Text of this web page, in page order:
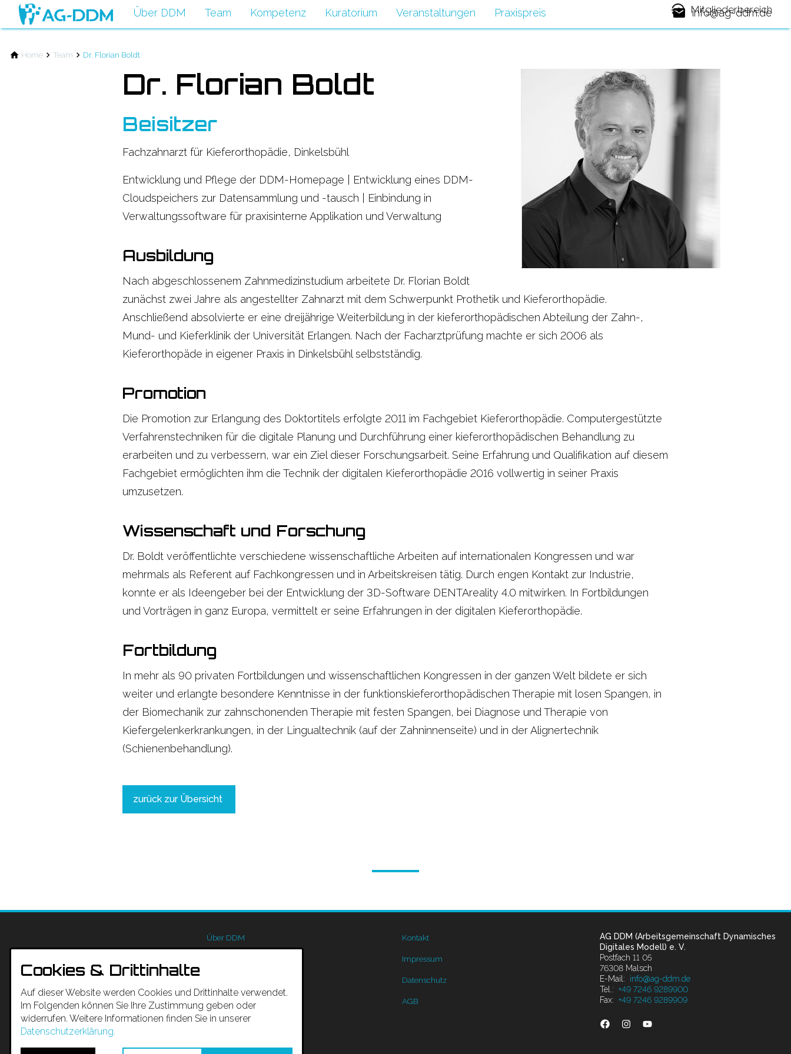
Über DDM Team Kompetenz Kuratorium Veranstaltungen Praxispreis Mitgliederbereich
Home Team Dr. Florian Boldt
Dr. Florian Boldt
Beisitzer
Fachzahnarzt für Kieferorthopädie, Dinkelsbühl
Entwicklung und Pflege der DDM-Homepage | Entwicklung eines DDM-
Cloudspeichers zur Datensammlung und -tausch | Einbindung in
Verwaltungssoftware für praxisinterne Applikation und Verwaltung
Ausbildung
Nach abgeschlossenem Zahnmedizinstudium arbeitete Dr. Florian Boldt
zunächst zwei Jahre als angestellter Zahnarzt mit dem Schwerpunkt Prothetik und Kieferorthopädie.
Anschließend absolvierte er eine dreijährige Weiterbildung in der kieferorthopädischen Abteilung der Zahn-,
Mund- und Kieferklinik der Universität Erlangen. Nach der Facharztprüfung machte er sich 2006 als
Kieferorthopäde in eigener Praxis in Dinkelsbühl selbstständig.
Promotion
Die Promotion zur Erlangung des Doktortitels erfolgte 2011 im Fachgebiet Kieferorthopädie. Computergestützte
Verfahrenstechniken für die digitale Planung und Durchführung einer kieferorthopädischen Behandlung zu
erarbeiten und zu verbessern, war ein Ziel dieser Forschungsarbeit. Seine Erfahrung und Qualifikation auf diesem
Fachgebiet ermöglichten ihm die Technik der digitalen Kieferorthopädie 2016 vollwertig in seiner Praxis
umzusetzen.
Wissenschaft und Forschung
Dr. Boldt veröffentlichte verschiedene wissenschaftliche Arbeiten auf internationalen Kongressen und war
mehrmals als Referent auf Fachkongressen und in Arbeitskreisen tätig. Durch engen Kontakt zur Industrie,
konnte er als Ideengeber bei der Entwicklung der 3D-Software DENTAreality 4.0 mitwirken. In Fortbildungen
und Vorträgen in ganz Europa, vermittelt er seine Erfahrungen in der digitalen Kieferorthopädie.
Fortbildung
In mehr als 90 privaten Fortbildungen und wissenschaftlichen Kongressen in der ganzen Welt bildete er sich
weiter und erlangte besondere Kenntnisse in der funktionskieferorthopädischen Therapie mit losen Spangen, in
der Biomechanik zur zahnschonenden Therapie mit festen Spangen, bei Diagnose und Therapie von
Kiefergelenkerkrankungen, in der Lingualtechnik (auf der Zahninnenseite) und in der Alignertechnik
(Schienenbehandlung).
zurück zur Übersicht
Über DDM
Kuratorium
Veranstaltungen
Kontakt
Impressum
Datenschutz
AGB
AG DDM (Arbeitsgemeinschaft Dynamisches
Digitales Modell) e. V.
Postfach 11 05
76308 Malsch
E-Mail:
info@ag-ddm.de
Tel.: +49 7246 9289900
Fax: +49 7246 9289909
Cookies & Drittinhalte
Auf dieser Website werden Cookies und Drittinhalte verwendet.
Im Folgenden können Sie Ihre Zustimmung geben oder
widerrufen. Weitere Informationen finden Sie in unserer
Datenschutzerklärung.